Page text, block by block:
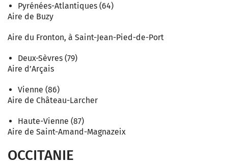
Pyrénées-Atlantiques (64)
Aire de Buzy
Aire du Fronton, à Saint-Jean-Pied-de-Port
Deux-Sèvres (79)
Aire d’Arçais
Vienne (86)
Aire de Château-Larcher
Haute-Vienne (87)
Aire de Saint-Amand-Magnazeix
OCCITANIE